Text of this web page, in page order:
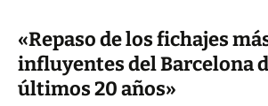
«Repaso de los fichajes
influyentes del Barcelona
últimos 20 años»